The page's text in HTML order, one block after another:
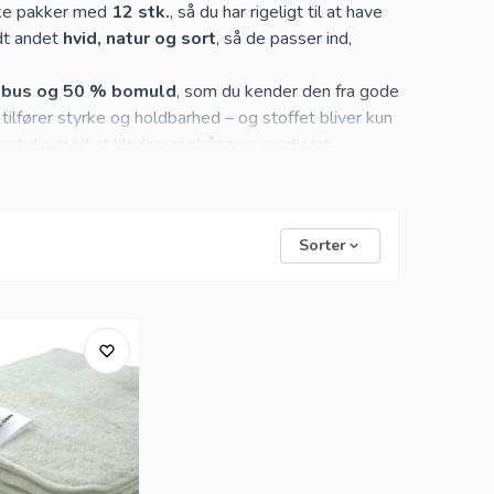
pakker med 12 stk., så du har rigeligt til at have
andet hvid, natur og sort, så de passer ind,
og 50 % bomuld, som du kender den fra gode
styrke og holdbarhed – og stoffet bliver kun
med at kluden er skånsom mod sart
og hjem, og netop disse vaskeklude er et godt
Det er både en blødere løsning mod
Når barnet begynder at spise fast føde, er de
kommer til sin ret. Mange bruger dem også
format. Vil du bruge dem til badet, kan
bomuld, har vi blandt andet
Sorter